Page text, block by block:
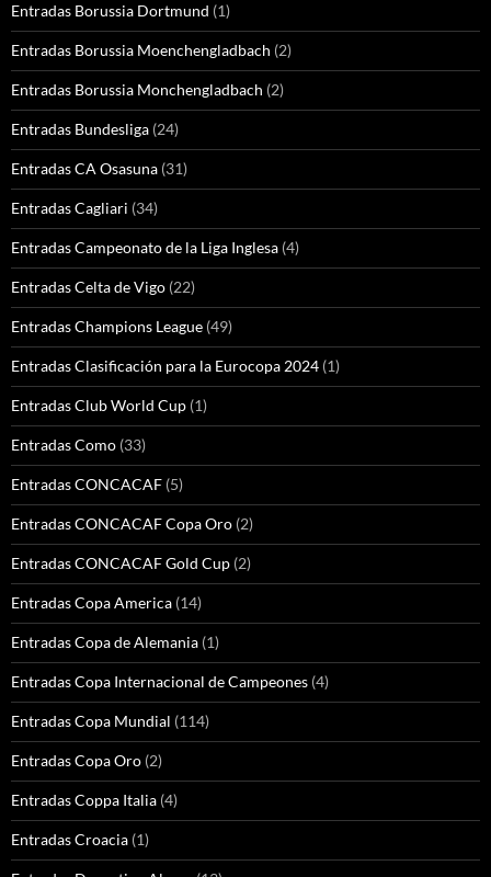
Entradas Borussia Dortmund (1)
Entradas Borussia Moenchengladbach (2)
Entradas Borussia Monchengladbach (2)
Entradas Bundesliga (24)
Entradas CA Osasuna (31)
Entradas Cagliari (34)
Entradas Campeonato de la Liga Inglesa (4)
Entradas Celta de Vigo (22)
Entradas Champions League (49)
Entradas Clasificación para la Eurocopa 2024 (1)
Entradas Club World Cup (1)
Entradas Como (33)
Entradas CONCACAF (5)
Entradas CONCACAF Copa Oro (2)
Entradas CONCACAF Gold Cup (2)
Entradas Copa America (14)
Entradas Copa de Alemania (1)
Entradas Copa Internacional de Campeones (4)
Entradas Copa Mundial (114)
Entradas Copa Oro (2)
Entradas Coppa Italia (4)
Entradas Croacia (1)